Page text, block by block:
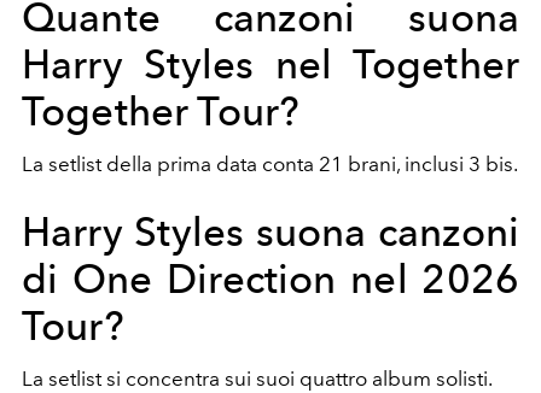
Quante canzoni suona
Harry Styles nel Together
Together Tour?
La setlist della prima data conta 21 brani, inclusi 3 bis.
Harry Styles suona canzoni
di One Direction nel 2026
Tour?
La setlist si concentra sui suoi quattro album solisti.